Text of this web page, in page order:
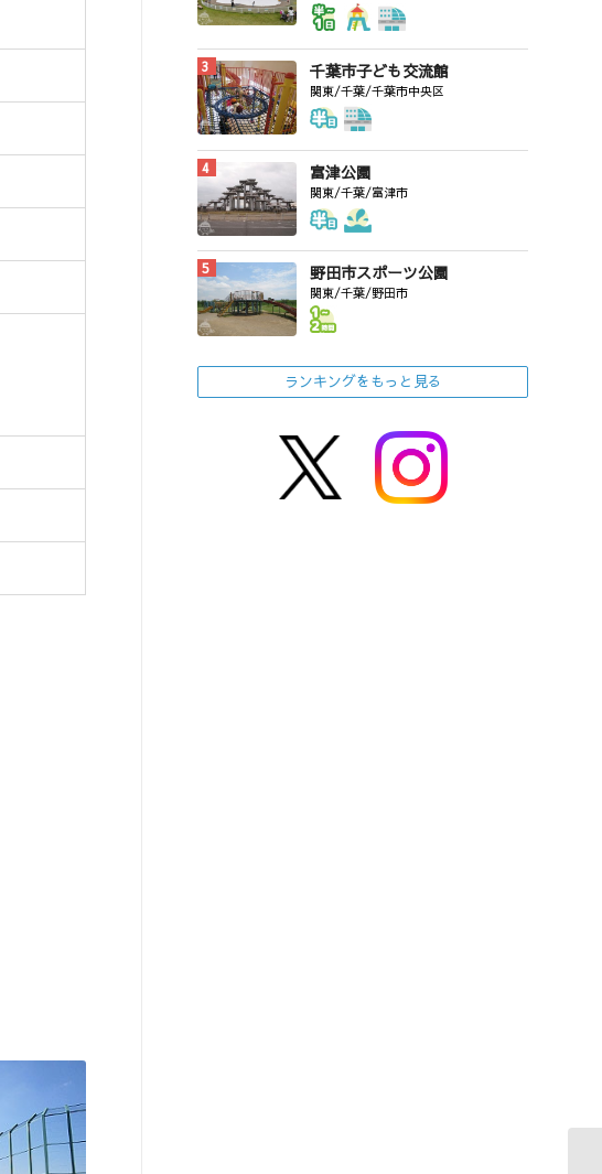
千葉市子ども交流館
関東/千葉/千葉市中央区
富津公園
関東/千葉/富津市
野田市スポーツ公園
関東/千葉/野田市
ランキングをもっと見る